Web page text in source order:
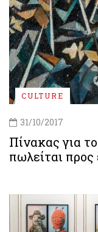
CULTURE
31/10/2017
Πίνακας για
πωλείται προς